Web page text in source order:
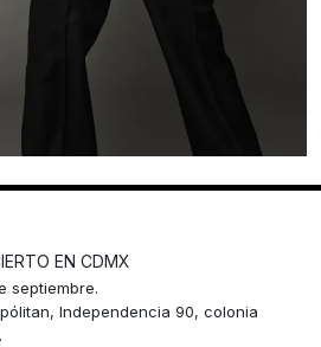
EN CDMX
septiembre.
Independencia 90, colonia